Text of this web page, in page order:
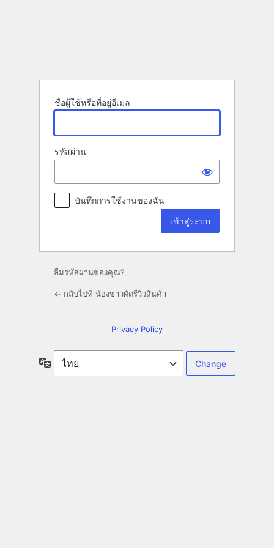
ชื่อผู้ใช้หรือที่อยู่อีเมล
รหัสผ่าน
บันทึกการใช้งานของฉัน
ลืมรหัสผ่านของคุณ?
← กลับไปที่ น้องขาวผัดรีวิวสินค้า
Privacy Policy
ภาษา